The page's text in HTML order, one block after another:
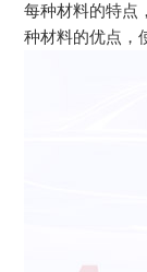
每种材料的特点
种材料的优点，